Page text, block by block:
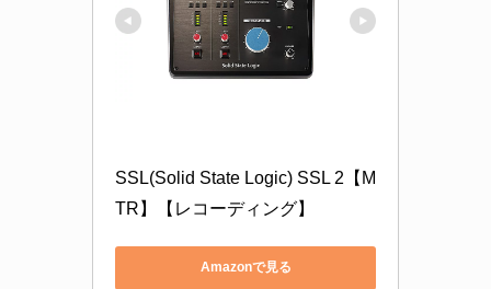
SSL(Solid State Logic) SSL 2【M
TR】【レコーディング】
Amazonで見る